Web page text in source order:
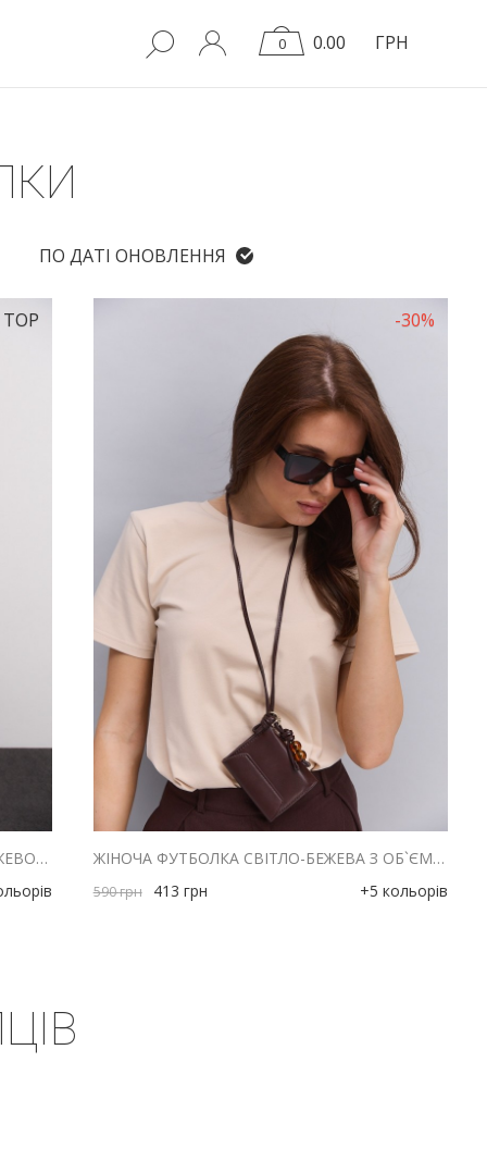
0 0.00 ГРН
ПО ДАТІ ОНОВЛЕННЯ
TOP
БАЗОВА ЖІНОЧА ФУТБОЛКА СВІТЛО-БЕЖЕВОГО КОЛЬОРУ
-30%
ЖІНОЧА ФУТБОЛКА СВІТЛО-БЕЖЕВА З ОБ`ЄМНИМИ ПЛЕЧИМА
590грн 413 грн +5 кольорів